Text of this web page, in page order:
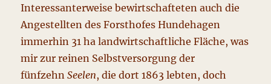
Interessanterweise bewirtschafteten auch die
Angestellten des Forsthofes Hundehagen
immerhin 31 ha landwirtschaftliche Fläche, was
mir zur reinen Selbstversorgung der
fünfzehnSeelen, die dort 1863 lebten, doch